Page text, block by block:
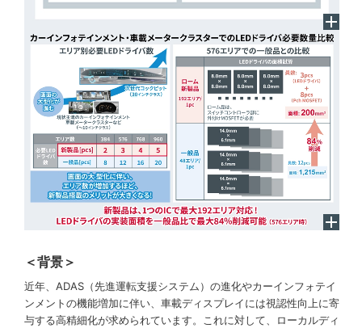
＜背景＞
近年、ADAS（先進運転支援システム）の進化やカーインフォテイ
ンメントの機能増加に伴い、車載ディスプレイには視認性向上に寄
与する高精細化が求められています。これに対して、ローカルディ